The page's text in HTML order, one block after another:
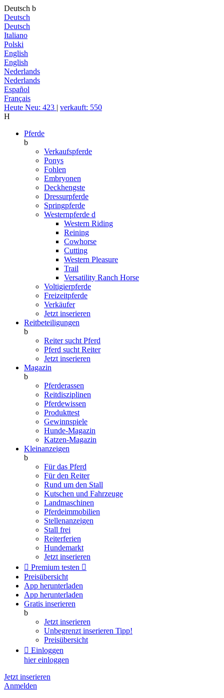
Deutsch b
Deutsch
Deutsch
Italiano
Polski
English
English
Nederlands
Nederlands
Español
Français
Heute Neu: 423 | verkauft: 550
H
Pferde
b
Verkaufspferde
Ponys
Fohlen
Embryonen
Deckhengste
Dressurpferde
Springpferde
Westernpferde d
Western Riding
Reining
Cowhorse
Cutting
Western Pleasure
Trail
Versatility Ranch Horse
Voltigierpferde
Freizeitpferde
Verkäufer
Jetzt inserieren
Reitbeteiligungen
b
Reiter sucht Pferd
Pferd sucht Reiter
Jetzt inserieren
Magazin
b
Pferderassen
Reitdisziplinen
Pferdewissen
Produkttest
Gewinnspiele
Hunde-Magazin
Katzen-Magazin
Kleinanzeigen
b
Für das Pferd
Für den Reiter
Rund um den Stall
Kutschen und Fahrzeuge
Landmaschinen
Pferdeimmobilien
Stellenanzeigen
Stall frei
Reiterferien
Hundemarkt
Jetzt inserieren
 Premium testen 
Preisübersicht
App herunterladen
App herunterladen
Gratis inserieren
b
Jetzt inserieren
Unbegrenzt inserieren Tipp!
Preisübersicht
 Einloggen
hier einloggen
Jetzt inserieren
Anmelden